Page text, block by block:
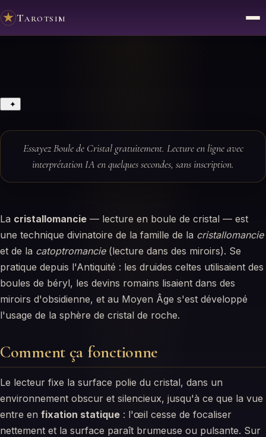
Tarotsim
✦
Essayez Boule de Cristal gratuitement. Lecture en ligne avec
interprétation IA en quelques secondes, sans inscription.
La cristallomancie — lecture en boule de cristal — est
une technique divinatoire de la famille de la cristallomancie
et de la catoptromancie(lecture dans des miroirs). Se
pratique depuis l'Antiquité : les druides celtes utilisaient des
boules de béryl, les devins romains lisaient dans des
miroirs d'obsidienne, et au Moyen Âge s'est développé
l'usage de la sphère de cristal de roche.
Comment ça fonctionne
Le lecteur fixe la surface polie du cristal, dans un
environnement obscur et silencieux, jusqu'à ce que la vue
entre en fixation statique : l'œil cesse de focaliser
nettement et la surface paraît brumeuse ou pulsante. Sur